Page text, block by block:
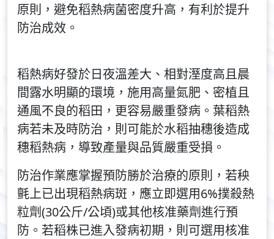
原則，避免稻熱病菌密度升高，有利於提升
防治成效。
稻熱病好發於日夜溫差大、相對溼度高且晨
間露水明顯的環境，施用高量氮肥、密植且
通風不良的稻田，更容易嚴重發病。葉稻熱
病若未及時防治，則可能於水稻抽穗後造成
穗稻熱病，導致產量與品質嚴重受損。
防治作業應掌握預防勝於治療的原則，若秧
氈上已出現稻熱病斑，應立即選用6%撲殺熱
粒劑(30公斤/公頃)或其他核准藥劑進行預
防。若稻株已進入發病初期，則可選用核准